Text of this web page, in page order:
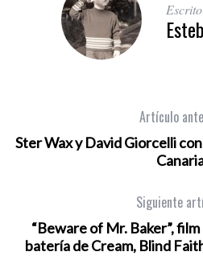
Artículo
Ster Wax y David Giorcelli
Siguiente
“Beware of Mr. Baker”,
batería de Cream, Blind